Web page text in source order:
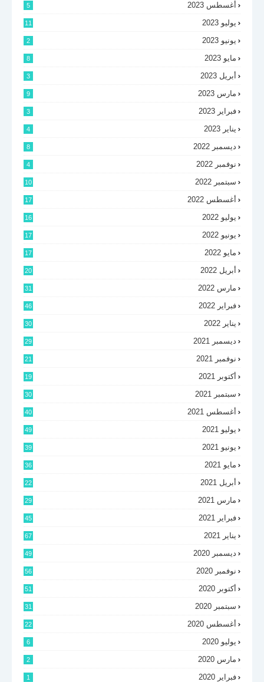
أغسطس 2023 5
يوليو 2023 11
يونيو 2023 2
مايو 2023 8
أبريل 2023 3
مارس 2023 9
فبراير 2023 3
يناير 2023 4
ديسمبر 2022 8
نوفمبر 2022 4
سبتمبر 2022 10
أغسطس 2022 17
يوليو 2022 16
يونيو 2022 17
مايو 2022 17
أبريل 2022 20
مارس 2022 31
فبراير 2022 46
يناير 2022 30
ديسمبر 2021 29
نوفمبر 2021 21
أكتوبر 2021 19
سبتمبر 2021 30
أغسطس 2021 40
يوليو 2021 49
يونيو 2021 39
مايو 2021 36
أبريل 2021 22
مارس 2021 29
فبراير 2021 45
يناير 2021 67
ديسمبر 2020 49
نوفمبر 2020 56
أكتوبر 2020 51
سبتمبر 2020 31
أغسطس 2020 22
يوليو 2020 6
مارس 2020 2
فبراير 2020 1